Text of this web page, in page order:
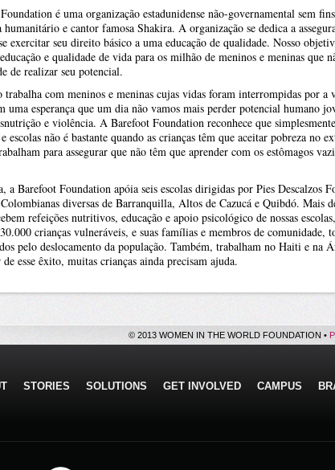
é uma organização estadunidense não-governamental sem
e cantor famosa Shakira. A organização se dedica a
exercitar seu direito básico a uma educação de qualidade. Nosso
e qualidade de vida para os milhão de meninos e meninas que
de realizar seu potencial.
trabalha com meninos e meninas cujas vidas foram interrompidas por a
uma esperança que um dia não vamos mais perder potencial humano
e violência. A Barefoot Foundation reconhece que
escolas não é bastante quando as crianças têm que aceitar pobreza no
para assegurar que não têm que aprender com os estômagos
a Barefoot Foundation apóia seis escolas dirigidas por Pies Descalzos
diversas de Barranquilla, Altos de Cazucá e Quibdó. Mais
refeições nutritivos, educação e apoio psicológico de nossas
crianças vulneráveis, e suas famílias e membros de comunidade,
pelo deslocamento da população. Também, trabalham no Haiti e na
esse êxito, muitas crianças ainda precisam ajuda.
© 2013 WOMEN IN THE WORLD FOUNDATION •
STORIES SOLUTIONS GET INVOLVED CAMPUS